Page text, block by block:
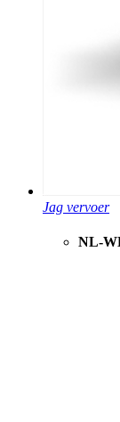
Jag vervoer
NL-